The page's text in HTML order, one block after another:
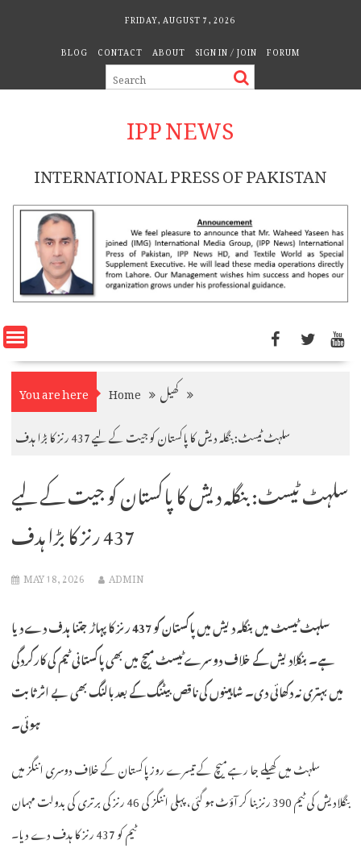
FRIDAY, AUGUST 7, 2026
BLOG CONTACT ABOUT SIGN IN / JOIN FORUM
IPP NEWS
INTERNATIONAL PRESS OF PAKISTAN
You are here Home
کھیل
سلہٹ ٹیسٹ: بنگلہ دیش کا پاکستان کو جیت کے لیے 437 رنز کا بڑا ہدف
سلہٹ ٹیسٹ: بنگلہ دیش کا پاکستان کو جیت کے لیے
437 رنز کا بڑا ہدف
MAY 18, 2026 ADMIN
سلہٹ ٹیسٹ میں بنگلہ دیش میں پاکستان کو 437 رنز کا پہاڑ جتنا ہدف دے دیا
ہے۔ بنگلادیش کے خلاف دوسرے ٹیسٹ میچ میں بھی پاکستانی ٹیم کی کارکردگی
میں بہتری نہ دکھائی دی۔ شاہینوں کی ناقص بیٹنگ کے بعد بالنگ بھی بے اثر ثابت
ہوئی۔
سلہٹ میں کھیلے جا رہے میچ کے تیسرے روز پاکستان کے خلاف دوسری اننگز میں
بنگلادیش کی ٹیم 390 رنز بنا کر آؤٹ ہو گئی، پہلی اننگز کی 46 رنز کی برتری کی بدولت مہمان
ٹیم کو 437 رنز کا ہدف دے دیا۔